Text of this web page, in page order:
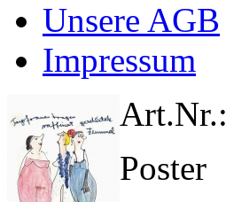
Unsere AGB
Impressum
Art.Nr.:
Poster